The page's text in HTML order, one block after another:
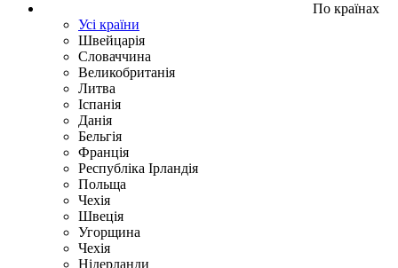
По країнах
Усі країни
Швейцарія
Словаччина
Великобританія
Литва
Іспанія
Данія
Бельгія
Франція
Республіка Ірландія
Польща
Чехія
Швецiя
Угорщина
Чехія
Нідерланди